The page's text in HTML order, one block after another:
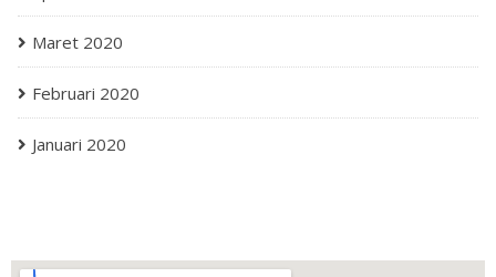
Maret 2020
Februari 2020
Januari 2020